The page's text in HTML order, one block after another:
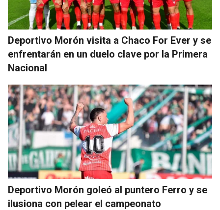
Deportivo Morón visita a Chaco For Ever y se
enfrentarán en un duelo clave por la Primera
Nacional
Deportivo Morón goleó al puntero Ferro y se
ilusiona con pelear el campeonato